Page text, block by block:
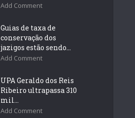
Add Comment
Guias de taxa de
conservação dos
jazigos estão sendo...
Add Comment
UPA Geraldo dos Reis
Ribeiro ultrapassa 310
mil...
Add Comment